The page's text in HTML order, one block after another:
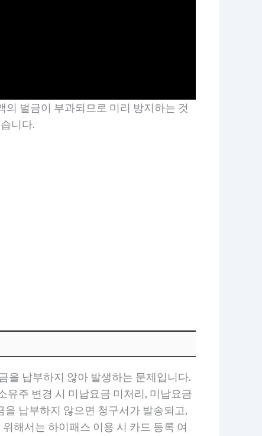
벌금이 부과되므로 미리 방지하는 것
니다.
을 납부하지 않아 발생하는 문제입니다.
유주 변경 시 미납요금 미처리, 미납요금
납부하지 않으면 청구서가 발송되고,
해서는 하이패스 이용 시 카드 등록 여